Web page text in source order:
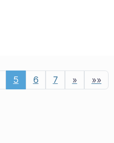
5 6 7 » »»